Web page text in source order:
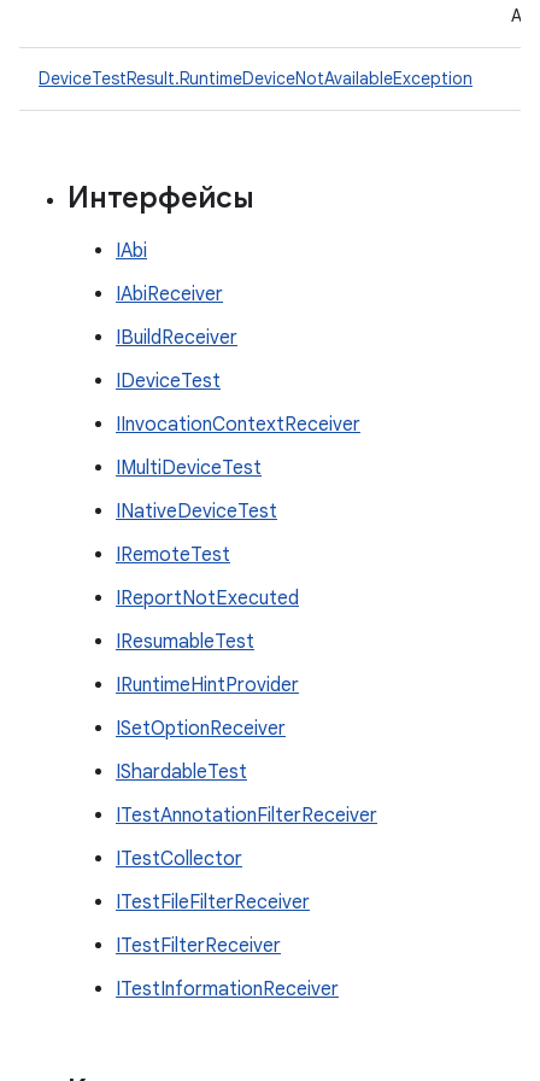
DeviceTestResult.RuntimeDeviceNotAvailableException
Интерфейсы
IAbi
IAbiReceiver
IBuildReceiver
IDeviceTest
IInvocationContextReceiver
IMultiDeviceTest
INativeDeviceTest
IRemoteTest
IReportNotExecuted
IResumableTest
IRuntimeHintProvider
ISetOptionReceiver
IShardableTest
ITestAnnotationFilterReceiver
ITestCollector
ITestFileFilterReceiver
ITestFilterReceiver
ITestInformationReceiver